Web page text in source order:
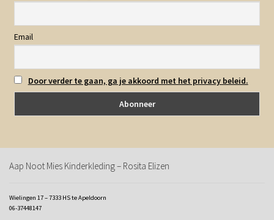
Email
Door verder te gaan, ga je akkoord met het privacy beleid.
Aap Noot Mies Kinderkleding – Rosita Elizen
Wielingen 17 – 7333 HS te Apeldoorn
06-37448147